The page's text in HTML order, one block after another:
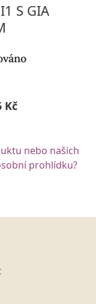
S GIA
Kč
nebo našich
prohlídku?